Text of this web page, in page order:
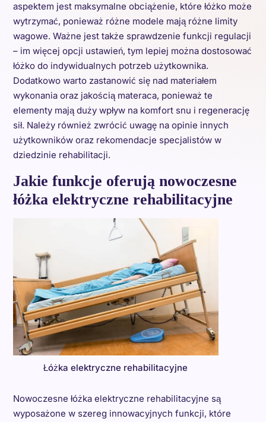
aspektem jest maksymalne obciążenie, które łóżko może
wytrzymać, ponieważ różne modele mają różne limity
wagowe. Ważne jest także sprawdzenie funkcji regulacji
– im więcej opcji ustawień, tym lepiej można dostosować
łóżko do indywidualnych potrzeb użytkownika.
Dodatkowo warto zastanowić się nad materiałem
wykonania oraz jakością materaca, ponieważ te
elementy mają duży wpływ na komfort snu i regenerację
sił. Należy również zwrócić uwagę na opinie innych
użytkowników oraz rekomendacje specjalistów w
dziedzinie rehabilitacji.
Jakie funkcje oferują nowoczesne
łóżka elektryczne rehabilitacyjne
Łóżka elektryczne rehabilitacyjne
Nowoczesne łóżka elektryczne rehabilitacyjne są
wyposażone w szereg innowacyjnych funkcji, które